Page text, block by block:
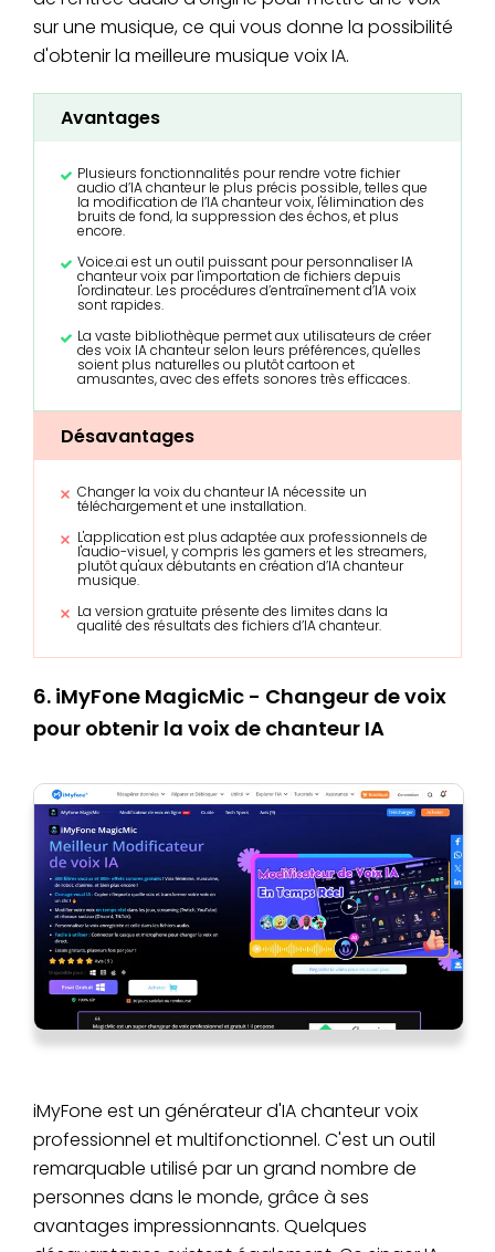
sur une musique, ce qui vous donne la possibilité
d'obtenir la meilleure musique voix IA.
Avantages
Plusieurs fonctionnalités pour rendre votre fichier
audio d’IA chanteur le plus précis possible, telles que
la modification de l’IA chanteur voix, l'élimination des
bruits de fond, la suppression des échos, et plus
encore.
Voice.ai est un outil puissant pour personnaliser IA
chanteur voix par l'importation de fichiers depuis
l'ordinateur. Les procédures d’entraînement d’IA voix
sont rapides.
La vaste bibliothèque permet aux utilisateurs de créer
des voix IA chanteur selon leurs préférences, qu'elles
soient plus naturelles ou plutôt cartoon et
amusantes, avec des effets sonores très efficaces.
Désavantages
Changer la voix du chanteur IA nécessite un
téléchargement et une installation.
L'application est plus adaptée aux professionnels de
l'audio-visuel, y compris les gamers et les streamers,
plutôt qu'aux débutants en création d’IA chanteur
musique.
La version gratuite présente des limites dans la
qualité des résultats des fichiers d’IA chanteur.
6. iMyFone MagicMic - Changeur de voix
pour obtenir la voix de chanteur IA
iMyFone est un générateur d'IA chanteur voix
professionnel et multifonctionnel. C'est un outil
remarquable utilisé par un grand nombre de
personnes dans le monde, grâce à ses
avantages impressionnants. Quelques